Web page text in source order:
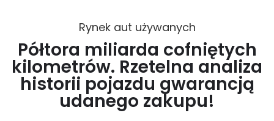
Rynek aut używanych
Półtora miliarda cofniętych
kilometrów. Rzetelna analiza
historii pojazdu gwarancją
udanego zakupu!